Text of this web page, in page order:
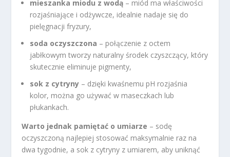
mieszanka miodu z wodą – miód ma właściwości
rozjaśniające i odżywcze, idealnie nadaje się do
pielęgnacji fryzury,
soda oczyszczona – połączenie z octem
jabłkowym tworzy naturalny środek czyszczący, który
skutecznie eliminuje pigmenty,
sok z cytryny – dzięki kwaśnemu pH rozjaśnia
kolor, można go używać w maseczkach lub
płukankach.
Warto jednak pamiętać o umiarze – sodę
oczyszczoną najlepiej stosować maksymalnie raz na
dwa tygodnie, a sok z cytryny z umiarem, aby uniknąć